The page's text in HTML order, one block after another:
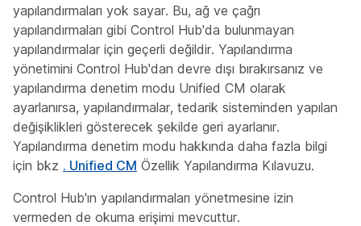
yapılandırmaları yok sayar. Bu, ağ ve çağrı
yapılandırmaları gibi Control Hub'da bulunmayan
yapılandırmalar için geçerli değildir. Yapılandırma
yönetimini Control Hub'dan devre dışı bırakırsanız ve
yapılandırma denetim modu Unified CM olarak
ayarlanırsa, yapılandırmalar, tedarik sisteminden yapılan
değişiklikleri gösterecek şekilde geri ayarlanır.
Yapılandırma denetim modu hakkında daha fazla bilgi
için bkz . Unified CM Özellik Yapılandırma Kılavuzu.
Control Hub'ın yapılandırmaları yönetmesine izin
vermeden de okuma erişimi mevcuttur.